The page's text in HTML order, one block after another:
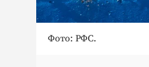
Фото: РФС.